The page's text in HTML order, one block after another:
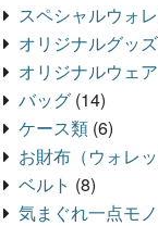
スペシャルウォ
オリジナルグッズ
オリジナルウェ
バッグ (14)
ケース類 (6)
お財布（ウォレッ
ベルト (8)
気まぐれ一点モノ